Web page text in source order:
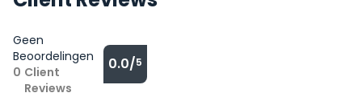
Geen
Beoordelingen
0 Client
Reviews
0.0/5